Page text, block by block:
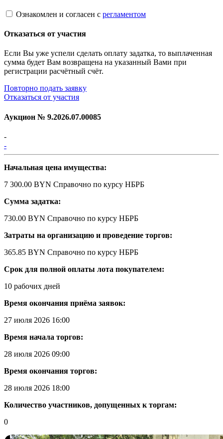
Ознакомлен и согласен с регламентом
Отказаться от участия
Если Вы уже успели сделать оплату задатка, то выплаченная
сумма будет Вам возвращена на указанный Вами при
регистрации расчётный счёт.
Повторно подать заявку
Отказаться от участия
Аукцион № 9.2026.07.00085
-
-
Начальная цена имущества:
7 300.00 BYN Справочно по курсу НБРБ
Сумма задатка:
730.00 BYN Справочно по курсу НБРБ
Затраты на организацию и проведение торгов:
365.85 BYN Справочно по курсу НБРБ
Срок для полной оплаты лота покупателем:
10 рабочих дней
Время окончания приёма заявок:
27 июля 2026 16:00
Время начала торгов:
28 июля 2026 09:00
Время окончания торгов:
28 июля 2026 18:00
Количество участников, допущенных к торгам:
0